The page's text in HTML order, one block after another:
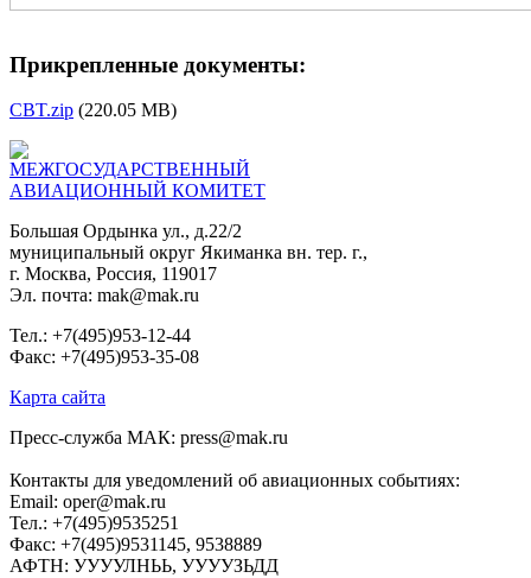
Прикрепленные документы:
CBT.zip (220.05 MB)
МЕЖГОСУДАРСТВЕННЫЙ
АВИАЦИОННЫЙ КОМИТЕТ
Большая Ордынка ул., д.22/2
муниципальный округ Якиманка вн. тер. г.,
г. Москва, Россия, 119017
Эл. почта: mak@mak.ru
Тел.: +7(495)953-12-44
Факс: +7(495)953-35-08
Карта сайта
Пресс-служба МАК: press@mak.ru
Контакты для уведомлений об авиационных событиях:
Email: oper@mak.ru
Тел.: +7(495)9535251
Факс: +7(495)9531145, 9538889
АФТН: УУУУЛНЬЬ, УУУУЗЬДД